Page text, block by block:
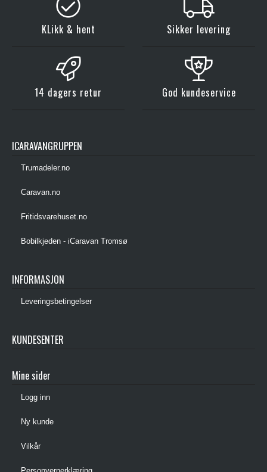
KLikk & hent Sikker levering
14 dagers retur God kundeservice
ICARAVANGRUPPEN
Trumadeler.no
Caravan.no
Fritidsvarehuset.no
Bobilkjeden - iCaravan Tromsø
INFORMASJON
Leveringsbetingelser
KUNDESENTER
Mine sider
Logg inn
Ny kunde
Vilkår